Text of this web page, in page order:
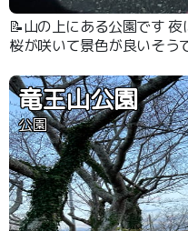
📝山の上にある公園です
桜が咲いて景色が良いそう
竜王山公園
公園